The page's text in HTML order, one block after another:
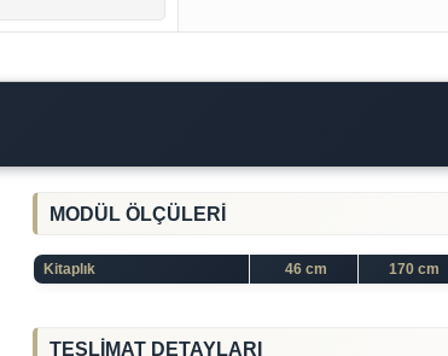
MODÜL ÖLÇÜLERİ
Kitaplık 46 cm 170 cm
TESLİMAT DETAYLARI